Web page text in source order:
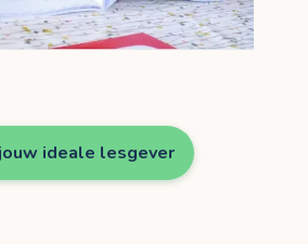
ideale lesgever